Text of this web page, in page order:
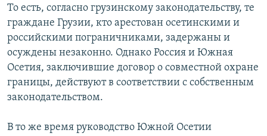
То есть, согласно грузинскому законодательству, те
граждане Грузии, кто арестован осетинскими и
российскими пограничниками, задержаны и
осуждены незаконно. Однако Россия и Южная
Осетия, заключившие договор о совместной охране
границы, действуют в соответствии с собственным
законодательством.
В то же время руководство Южной Осетии